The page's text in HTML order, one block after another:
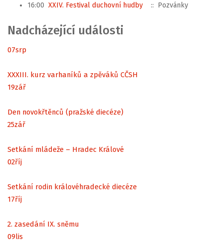
16:00 XXIV. Festival duchovní hudby :: Pozvánky
Nadcházející události
07srp
XXXIII. kurz varhaníků a zpěváků CČSH
19zář
Den novokřtěnců (pražské diecéze)
25zář
Setkání mládeže – Hradec Králové
02říj
Setkání rodin královéhradecké diecéze
17říj
2. zasedání IX. sněmu
09lis